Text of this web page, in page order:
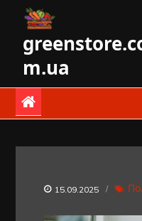
content
m.ua
15.09.2025